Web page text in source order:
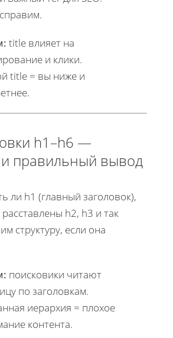
title влияет на
и клики.
title = вы ниже и
h1–h6 —
правильный вывод
ли h1 (главный заголовок),
h2, h3 и так
структуру, если она
поисковики читают
по заголовкам.
иерархия = плохое
контента.